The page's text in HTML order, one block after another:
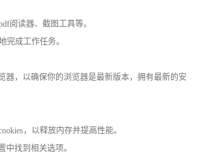
阅读器、截图工具等。
完成工作任务。
器，以确保你的浏览器是最新版本，拥有最新的安
，以释放内存并提高性能。
中找到相关选项。